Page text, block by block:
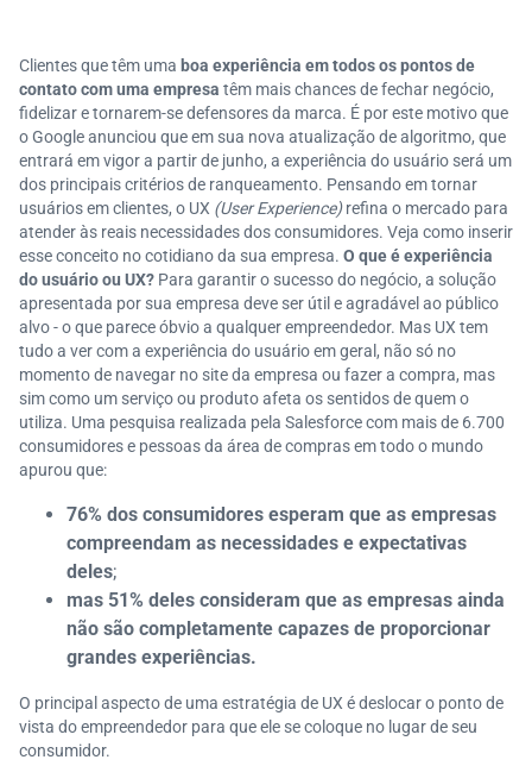
Clientes que têm uma boa experiência em todos os pontos de
contato com uma empresa têm mais chances de fechar negócio,
fidelizar e tornarem-se defensores da marca. É por este motivo que
o Google anunciou que em sua nova atualização de algoritmo, que
entrará em vigor a partir de junho, a experiência do usuário será um
dos principais critérios de ranqueamento. Pensando em tornar
usuários em clientes, o UX (User Experience)refina o mercado para
atender às reais necessidades dos consumidores. Veja como inserir
esse conceito no cotidiano da sua empresa. O que é experiência
do usuário ou UX? Para garantir o sucesso do negócio, a solução
apresentada por sua empresa deve ser útil e agradável ao público
alvo - o que parece óbvio a qualquer empreendedor. Mas UX tem
tudo a ver com a experiência do usuário em geral, não só no
momento de navegar no site da empresa ou fazer a compra, mas
sim como um serviço ou produto afeta os sentidos de quem o
utiliza. Uma pesquisa realizada pela Salesforce com mais de 6.700
consumidores e pessoas da área de compras em todo o mundo
apurou que:
76% dos consumidores esperam que as empresas
compreendam as necessidades e expectativas
deles;
mas 51% deles consideram que as empresas ainda
não são completamente capazes de proporcionar
grandes experiências.
O principal aspecto de uma estratégia de UX é deslocar o ponto de
vista do empreendedor para que ele se coloque no lugar de seu
consumidor.